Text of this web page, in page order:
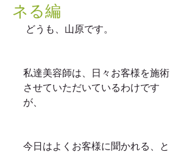
ネる編
どうも、山原です。
私達美容師は、日々お客様を施術
させていただいているわけです
が、
今日はよくお客様に聞かれる、と